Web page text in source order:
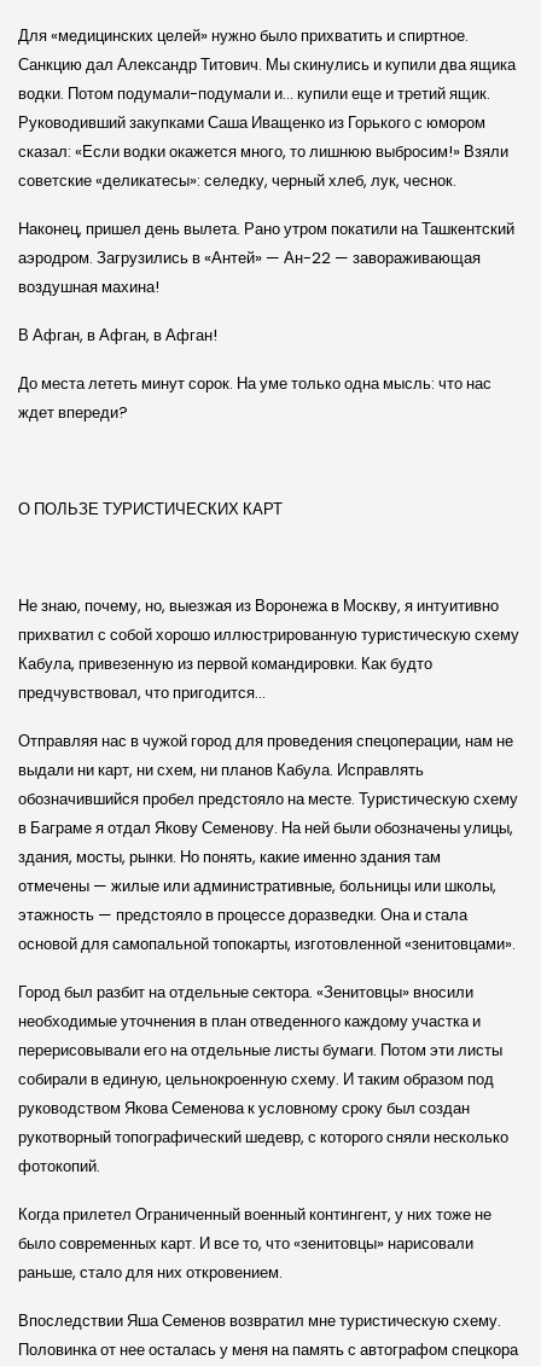
Для «медицинских целей» нужно было прихватить и спиртное.
Санкцию дал Александр Титович. Мы скинулись и купили два ящика
водки. Потом подумали-подумали и… купили еще и третий ящик.
Руководивший закупками Саша Иващенко из Горького с юмором
сказал: «Если водки окажется много, то лишнюю выбросим!» Взяли
советские «деликатесы»: селедку, черный хлеб, лук, чеснок.
Наконец, пришел день вылета. Рано утром покатили на Ташкентский
аэродром. Загрузились в «Антей» — Ан-22 — завораживающая
воздушная махина!
В Афган, в Афган, в Афган!
До места лететь минут сорок. На уме только одна мысль: что нас
ждет впереди?
О ПОЛЬЗЕ ТУРИСТИЧЕСКИХ КАРТ
Не знаю, почему, но, выезжая из Воронежа в Москву, я интуитивно
прихватил с собой хорошо иллюстрированную туристическую схему
Кабула, привезенную из первой командировки. Как будто
предчувствовал, что пригодится…
Отправляя нас в чужой город для проведения спецоперации, нам не
выдали ни карт, ни схем, ни планов Кабула. Исправлять
обозначившийся пробел предстояло на месте. Туристическую схему
в Баграме я отдал Якову Семенову. На ней были обозначены улицы,
здания, мосты, рынки. Но понять, какие именно здания там
отмечены — жилые или административные, больницы или школы,
этажность — предстояло в процессе доразведки. Она и стала
основой для самопальной топокарты, изготовленной «зенитовцами».
Город был разбит на отдельные сектора. «Зенитовцы» вносили
необходимые уточнения в план отведенного каждому участка и
перерисовывали его на отдельные листы бумаги. Потом эти листы
собирали в единую, цельнокроенную схему. И таким образом под
руководством Якова Семенова к условному сроку был создан
рукотворный топографический шедевр, с которого сняли несколько
фотокопий.
Когда прилетел Ограниченный военный контингент, у них тоже не
было современных карт. И все то, что «зенитовцы» нарисовали
раньше, стало для них откровением.
Впоследствии Яша Семенов возвратил мне туристическую схему.
Половинка от нее осталась у меня на память с автографом спецкора